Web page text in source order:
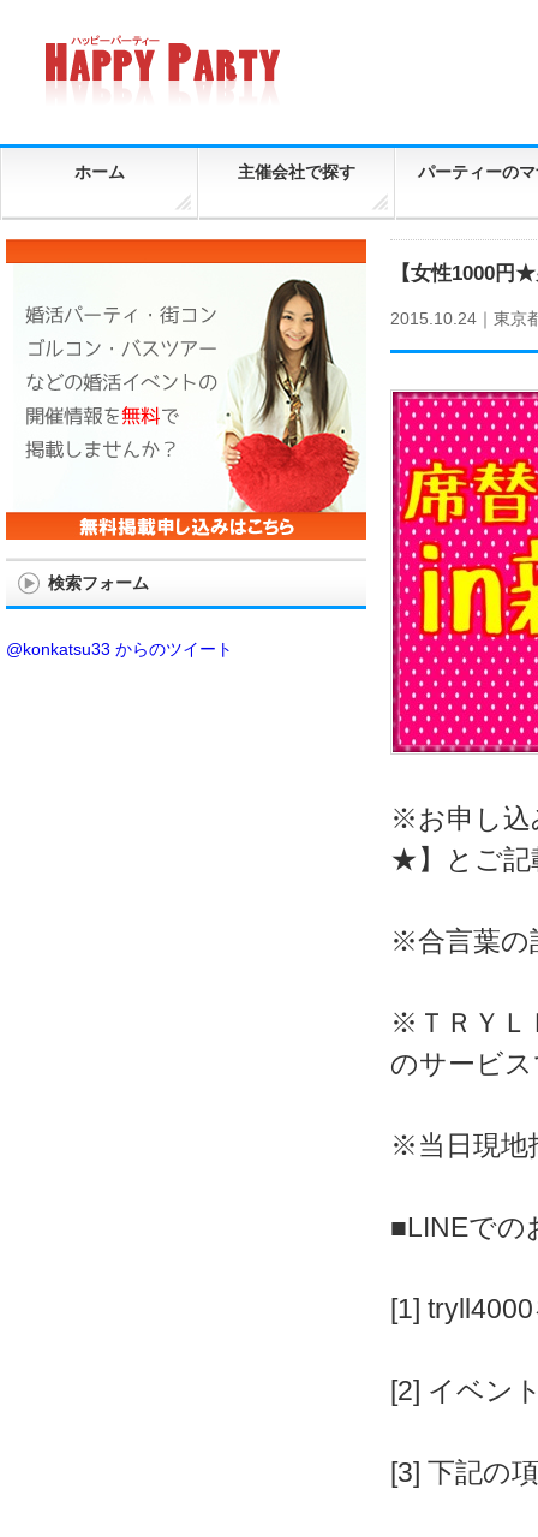
ホーム 主催会社で探す パーティーの
【女性1000円
2015.10.24｜ 東京
※お申し込
★】とご記
※合言葉の
※ＴＲＹＬ
のサービ
※当日現地
■LINEでの
[1]
[2] イベン
[3] 下記の
検索フォーム
@konkatsu33 からのツイート